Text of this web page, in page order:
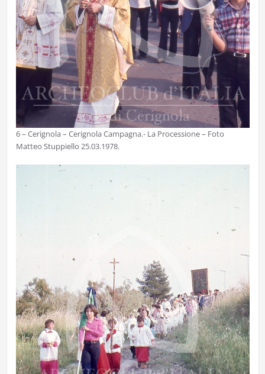
6 – Cerignola – Cerignola Campagna.- La Processione – Foto
Matteo Stuppiello 25.03.1978.